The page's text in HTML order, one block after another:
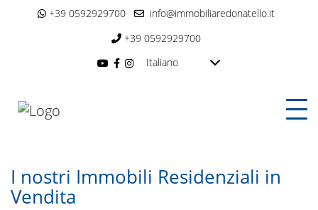
+39 0592929700
info@immobiliaredonatello.it
+39 0592929700
Italiano
I nostri Immobili Residenziali in
Vendita